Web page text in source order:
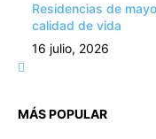
Residencias de
calidad de vida
16 julio, 2026
MÁS POPULAR